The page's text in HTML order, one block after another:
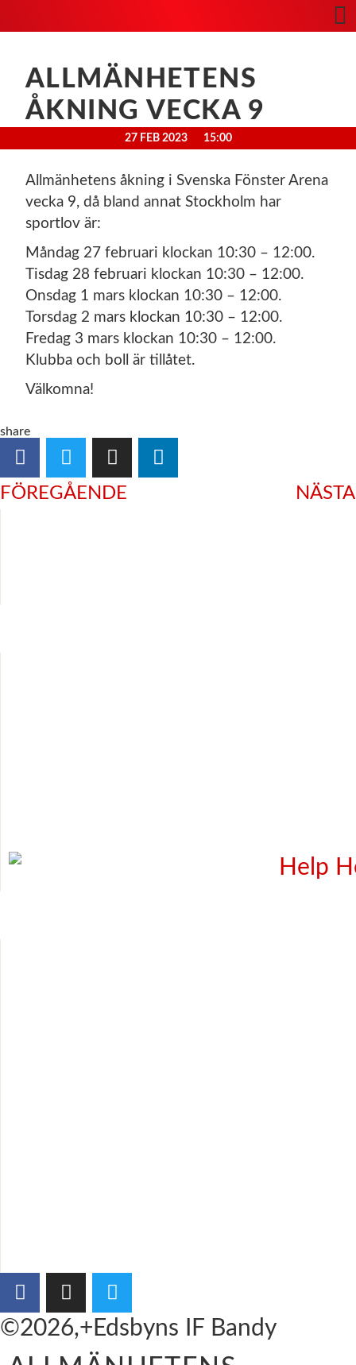
ALLMÄNHETENS
ÅKNING VECKA 9
27 FEB 2023 15:00
Allmänhetens åkning i Svenska Fönster Arena
vecka 9, då bland annat Stockholm har
sportlov är:
Måndag 27 februari klockan 10:30 – 12:00.
Tisdag 28 februari klockan 10:30 – 12:00.
Onsdag 1 mars klockan 10:30 – 12:00.
Torsdag 2 mars klockan 10:30 – 12:00.
Fredag 3 mars klockan 10:30 – 12:00.
Klubba och boll är tillåtet.
Välkomna!
share
FÖREGÅENDE NÄSTA
©2026,+Edsbyns IF Bandy